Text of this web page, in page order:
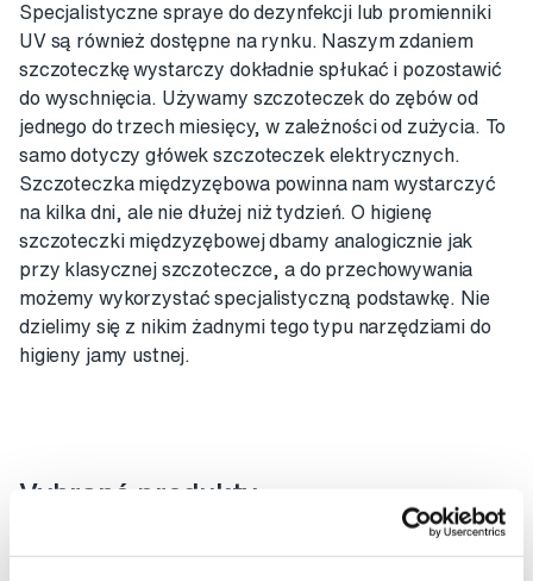
Specjalistyczne spraye do dezynfekcji lub promienniki
UV są również dostępne na rynku. Naszym zdaniem
szczoteczkę wystarczy dokładnie spłukać i pozostawić
do wyschnięcia. Używamy szczoteczek do zębów od
jednego do trzech miesięcy, w zależności od zużycia. To
samo dotyczy główek szczoteczek elektrycznych.
Szczoteczka międzyzębowa powinna nam wystarczyć
na kilka dni, ale nie dłużej niż tydzień. O higienę
szczoteczki międzyzębowej dbamy analogicznie jak
przy klasycznej szczoteczce, a do przechowywania
możemy wykorzystać specjalistyczną podstawkę. Nie
dzielimy się z nikim żadnymi tego typu narzędziami do
higieny jamy ustnej.
Vybrané produkty